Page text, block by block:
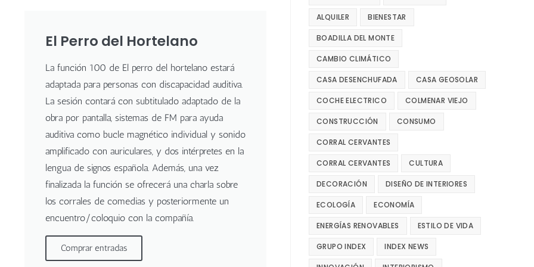
El Perro del Hortelano
La función 100 de El perro del hortelano estará
adaptada para personas con discapacidad auditiva.
La sesión contará con subtitulado adaptado de la
obra por pantalla, sistemas de FM para ayuda
auditiva como bucle magnético individual y sonido
amplificado con auriculares, y dos intérpretes en la
lengua de signos española. Además, una vez
finalizada la función se ofrecerá una charla sobre
los corrales de comedias y posteriormente un
encuentro/coloquio con la compañía.
Comprar entradas
ALQUILER BIENESTAR
BOADILLA DEL MONTE
CAMBIO CLIMÁTICO
CASA DESENCHUFADA CASA GEOSOLAR
COCHE ELECTRICO COLMENAR VIEJO
CONSTRUCCIÓN CONSUMO
CORRAL CERVANTES
CORRAL CERVANTES CULTURA
DECORACIÓN DISEÑO DE INTERIORES
ECOLOGÍA ECONOMÍA
ENERGÍAS RENOVABLES ESTILO DE VIDA
GRUPO INDEX INDEX NEWS